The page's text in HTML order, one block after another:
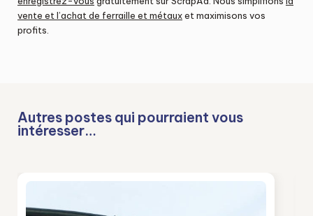
vente et l’achat de ferraille et métauxet maximisons vos
profits.
Autres postes qui pourraient vous
intéresser…